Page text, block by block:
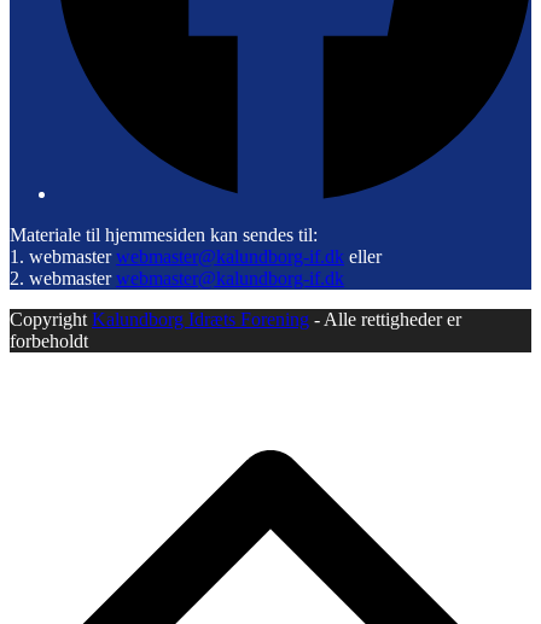
Materiale til hjemmesiden kan sendes til:
1. webmasterwebmaster@kalundborg-if.dk eller
2. webmasterwebmaster@kalundborg-if.dk
Copyright Kalundborg Idræts Forening - Alle rettigheder er
forbeholdt